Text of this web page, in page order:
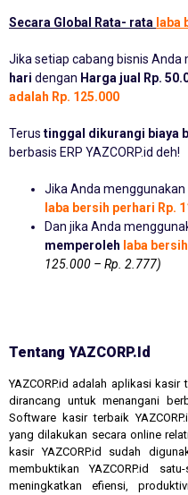
Secara Global Rata- rata laba
Jika setiap cabang bisnis Anda
hari dengan Harga jual Rp.
adalah Rp. 125.000
Terus tinggal dikurangi biaya
berbasis ERP YAZCORP.id deh!
Jika Anda
laba bersih perhari Rp.
Dan jika Anda
memperoleh laba
125.000 – Rp. 2.777)
Tentang YAZCORP.id
YAZCORP.id adalah aplikasi
dirancang untuk menangani
Software kasir terbaik
yang dilakukan secara online
kasir YAZCORP.id sudah
membuktikan YAZCORP.id
meningkatkan efiensi,